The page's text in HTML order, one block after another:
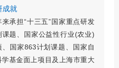
成就
来承担“十三五”国家重点研发
课题、国家公益性行业(农业)
、国家863计划课题、国家自
学基金面上项目及上海市重大